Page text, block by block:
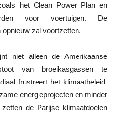
het Clean Power Plan en
voor voertuigen. De
zal voortzetten.
niet alleen de Amerikaanse
van broeikasgassen te
frustreert het klimaatbeleid.
energieprojecten en minder
de Parijse klimaatdoelen